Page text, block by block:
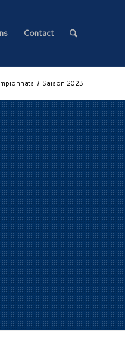
Contact
/ Saison 2023